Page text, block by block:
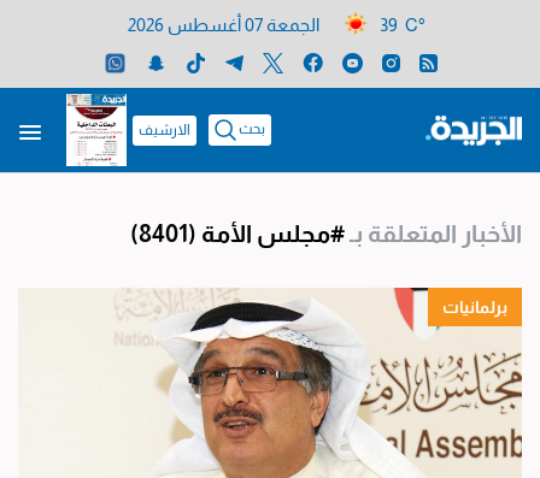
39 C° الجمعة 07 أغسطس 2026
بحث الارشيف
الأخبار المتعلقة بـ#مجلس الأمة (8401)
برلمانيات